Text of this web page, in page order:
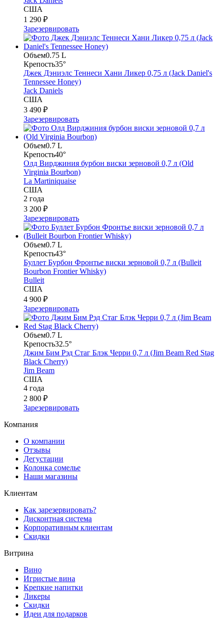
США
1 290 ₽
Зарезервировать
Объем0.75 L
Крепость35°
Джек Дэниэлс Теннеси Хани Ликер 0,75 л (Jack Daniel's
Tennessee Honey)
Jack Daniels
США
3 490 ₽
Зарезервировать
Объем0.7 L
Крепость40°
Олд Вирджиния бурбон виски зерновой 0,7 л (Old
Virginia Bourbon)
La Martiniquaise
США
2 года
3 200 ₽
Зарезервировать
Объем0.7 L
Крепость43°
Буллет Бурбон Фронтье виски зерновой 0,7 л (Bulleit
Bourbon Frontier Whisky)
Bulleit
США
4 900 ₽
Зарезервировать
Объем0.7 L
Крепость32.5°
Джим Бим Рэд Стаг Блэк Черри 0,7 л (Jim Beam Red Stag
Black Cherry)
Jim Beam
США
4 года
2 800 ₽
Зарезервировать
Компания
О компании
Отзывы
Дегустации
Колонка сомелье
Наши магазины
Клиентам
Как зарезервировать?
Дисконтная система
Корпоративным клиентам
Скидки
Витрина
Вино
Игристые вина
Крепкие напитки
Ликеры
Скидки
Идеи для подарков